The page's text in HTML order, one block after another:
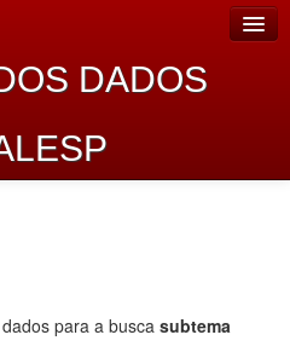
DADOS
para a busca subtema